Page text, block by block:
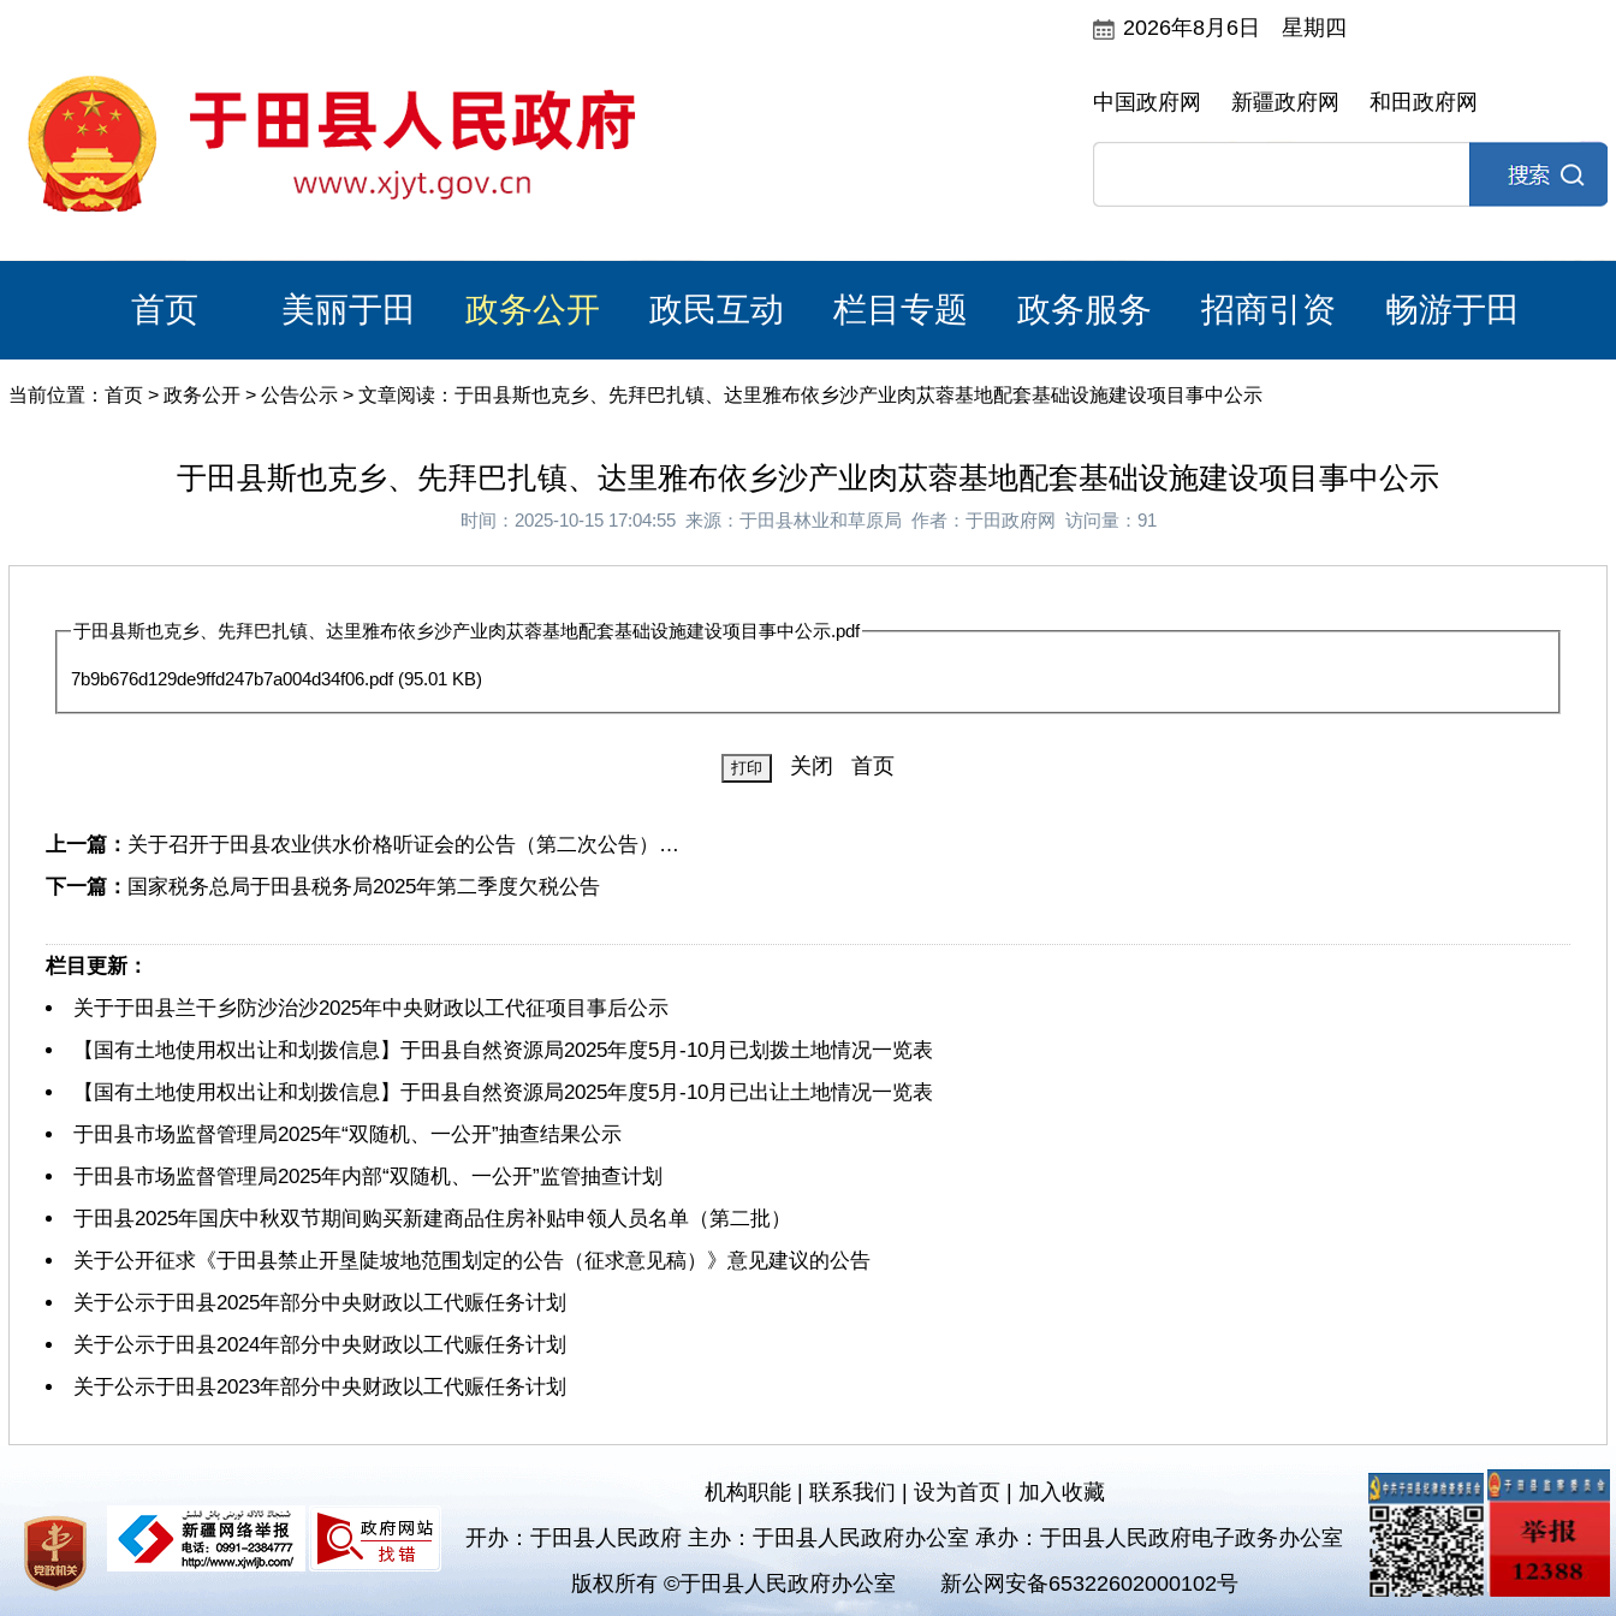
2026年8月6日 星期四
中国政府网 新疆政府网 和田政府网
首页 美丽于田 政务公开 政民互动 栏目专题 政务服务 招商引资 畅游于田
当前位置： 首页 > 政务公开 > 公告公示 > 文章阅读：于田县斯也克乡、先拜巴扎镇、达里雅布依乡沙产业肉苁蓉基地配套基础设施建设项目事中公示
于田县斯也克乡、先拜巴扎镇、达里雅布依乡沙产业肉苁蓉基地配套基础设施建设项目事中公示
时间：2025-10-15 17:04:55 来源：于田县林业和草原局 作者：于田政府网 访问量：91
于田县斯也克乡、先拜巴扎镇、达里雅布依乡沙产业肉苁蓉基地配套基础设施建设项目事中公示.pdf
7b9b676d129de9ffd247b7a004d34f06.pdf(95.01 KB)
关闭 首页
上一篇： 关于召开于田县农业供水价格听证会的公告（第二次公告）…
下一篇： 国家税务总局于田县税务局2025年第二季度欠税公告
栏目更新：
关于于田县兰干乡防沙治沙2025年中央财政以工代征项目事后公示
【国有土地使用权出让和划拨信息】于田县自然资源局2025年度5月-10月已划拨土地情况一览表
【国有土地使用权出让和划拨信息】于田县自然资源局2025年度5月-10月已出让土地情况一览表
于田县市场监督管理局2025年“双随机、一公开”抽查结果公示
于田县市场监督管理局2025年内部“双随机、一公开”监管抽查计划
于田县2025年国庆中秋双节期间购买新建商品住房补贴申领人员名单（第二批）
关于公开征求《于田县禁止开垦陡坡地范围划定的公告（征求意见稿）》意见建议的公告
关于公示于田县2025年部分中央财政以工代赈任务计划
关于公示于田县2024年部分中央财政以工代赈任务计划
关于公示于田县2023年部分中央财政以工代赈任务计划
机构职能| 联系我们 | 设为首页| 加入收藏
开办：于田县人民政府 主办：于田县人民政府办公室 承办：于田县人民政府电子政务办公室
版权所有 ©于田县人民政府办公室
新公网安备65322602000102号